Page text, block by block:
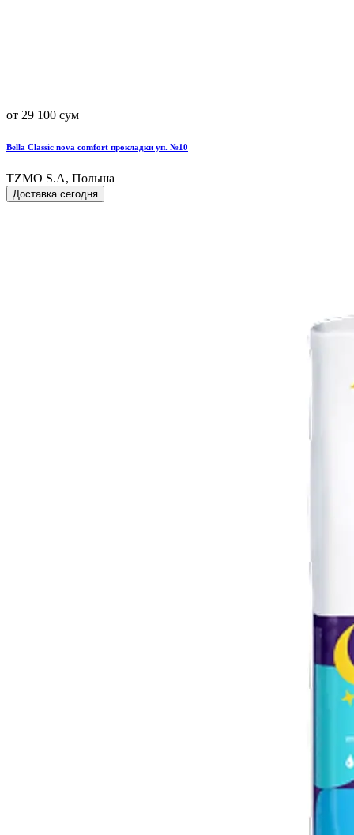
от 29 100 сум
Bella Classic nova comfort прокладки уп. №10
TZMO S.A, Польша
Доставка сегодня